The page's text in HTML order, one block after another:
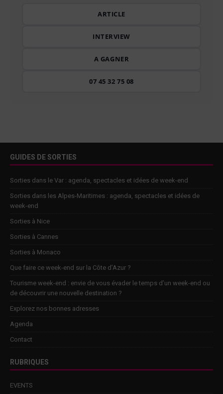
ARTICLE
INTERVIEW
A GAGNER
07 45 32 75 08
GUIDES DE SORTIES
Sorties dans le Var : agenda, spectacles et idées de week-end
Sorties dans les Alpes-Maritimes : agenda, spectacles et idées de
week-end
Sorties à Nice
Sorties à Cannes
Sorties à Monaco
Que faire ce week-end sur la Côte d’Azur ?
Tourisme week-end : envie de vous évader le temps d’un week-end ou
de découvrir une nouvelle destination ?
Explorez nos bonnes adresses
Agenda
Contact
RUBRIQUES
EVENTS